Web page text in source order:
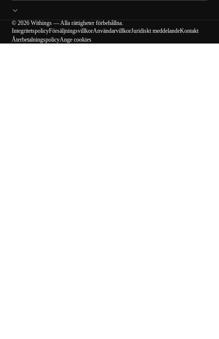
© 2026 Withings — Alla rättigheter förbehållna.
IntegritetspolicyFörsäljningsvillkorAnvändarvillkorJuridiskt meddelandeKontakt
ÅterbetalningspolicyAnge cookies